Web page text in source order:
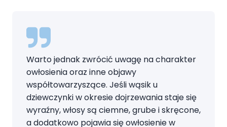
Warto jednak zwrócić uwagę na charakter
owłosienia oraz inne objawy
współtowarzyszące. Jeśli wąsik u
dziewczynki w okresie dojrzewania staje się
wyraźny, włosy są ciemne, grube i skręcone,
a dodatkowo pojawia się owłosienie w